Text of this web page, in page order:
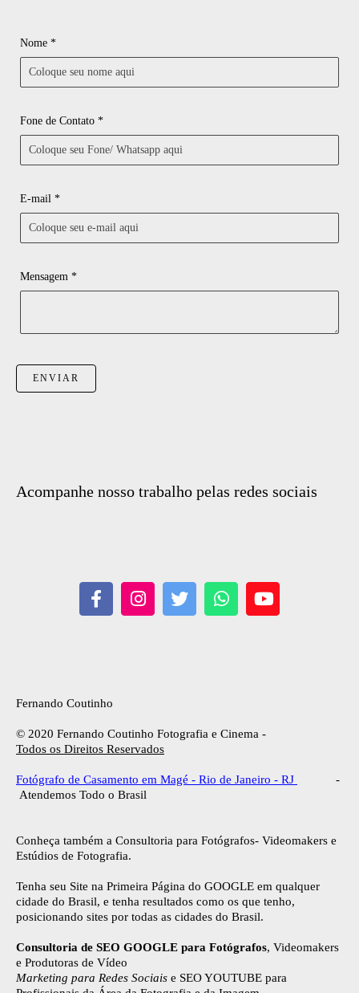
Nome *
Fone de Contato *
E-mail *
Mensagem *
ENVIAR
Acompanhe nosso trabalho pelas redes sociais
Fernando Coutinho
© 2020 Fernando Coutinho Fotografia e Cinema -
Todos os Direitos Reservados
Fotógrafo de Casamento em Magé - Rio de Janeiro - RJ
-
Atendemos Todo o Brasil
Conheça também a Consultoria para Fotógrafos- Videomakers e
Estúdios de Fotografia.
Tenha seu Site na Primeira Página do GOOGLE em qualquer
cidade do Brasil, e tenha resultados como os que tenho,
posicionando sites por todas as cidades do Brasil.
Consultoria de SEO GOOGLE para Fotógrafos, Videomakers
e Produtoras de Vídeo
Marketing para Redes Sociais e SEO YOUTUBE para